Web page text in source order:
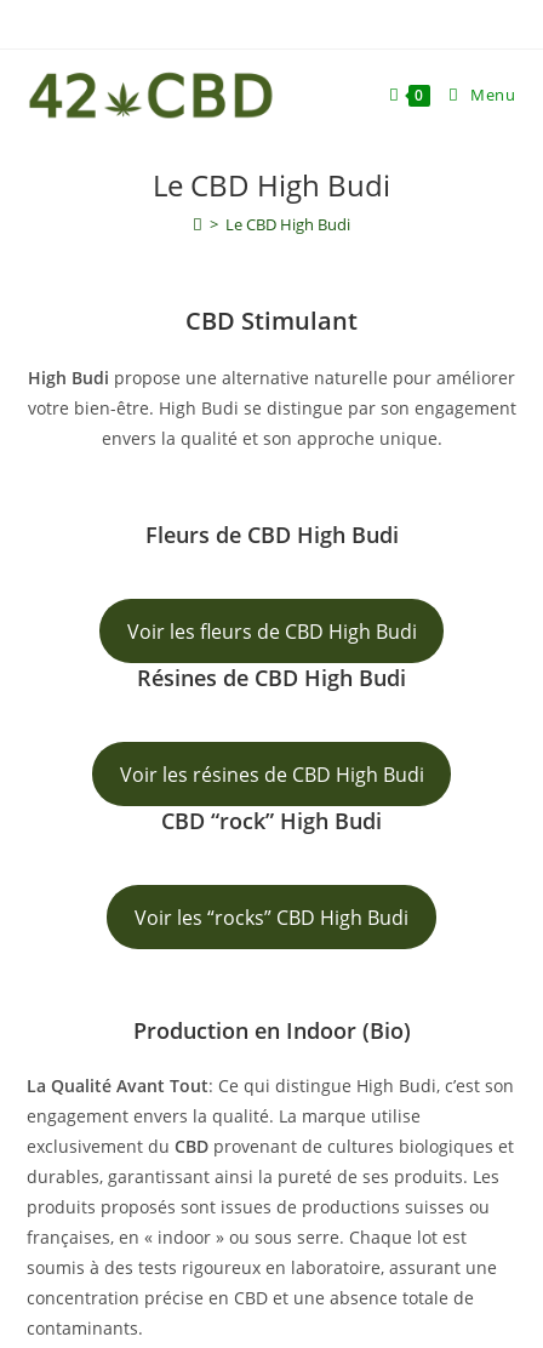
content
0 Menu
Le CBD High Budi
> Le CBD High Budi
CBD Stimulant
High Budi propose une alternative naturelle pour améliorer
votre bien-être. High Budi se distingue par son engagement
envers la qualité et son approche unique.
Fleurs de CBD High Budi
Voir les fleurs de CBD High Budi
Résines de CBD High Budi
Voir les résines de CBD High Budi
CBD “rock” High Budi
Voir les “rocks” CBD High Budi
Production en Indoor (Bio)
La Qualité Avant Tout: Ce qui distingue High Budi, c’est son
engagement envers la qualité. La marque utilise
exclusivement duCBD provenant de cultures biologiques et
durables, garantissant ainsi la pureté de ses produits. Les
produits proposés sont issues de productions suisses ou
françaises, en « indoor » ou sous serre. Chaque lot est
soumis à des tests rigoureux en laboratoire, assurant une
concentration précise en CBD et une absence totale de
contaminants.